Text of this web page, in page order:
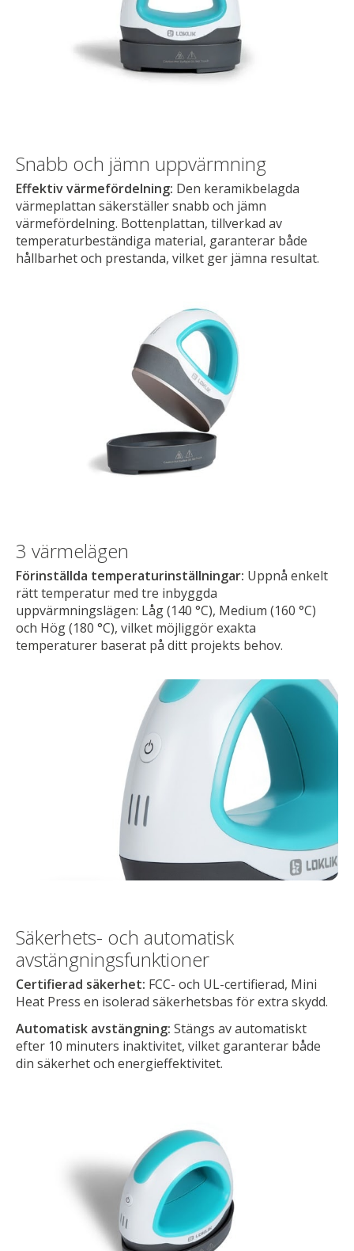
Snabb och jämn uppvärmning
Effektiv värmefördelning: Den keramikbelagda
värmeplattan säkerställer snabb och jämn
värmefördelning. Bottenplattan, tillverkad av
temperaturbeständiga material, garanterar både
hållbarhet och prestanda, vilket ger jämna resultat.
3 värmelägen
Förinställda temperaturinställningar: Uppnå enkelt
rätt temperatur med tre inbyggda
uppvärmningslägen: Låg (140 °C), Medium (160 °C)
och Hög (180 °C), vilket möjliggör exakta
temperaturer baserat på ditt projekts behov.
Säkerhets- och automatisk
avstängningsfunktioner
Certifierad säkerhet: FCC- och UL-certifierad, Mini
Heat Press en isolerad säkerhetsbas för extra skydd.
Automatisk avstängning: Stängs av automatiskt
efter 10 minuters inaktivitet, vilket garanterar både
din säkerhet och energieffektivitet.